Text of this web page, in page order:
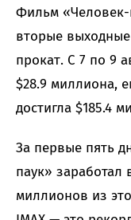
Фильм
вторые
прокат. С 7 по 9
$28.9 миллиона,
достигла $185.4
За первые пять
паук» заработал
миллионов из